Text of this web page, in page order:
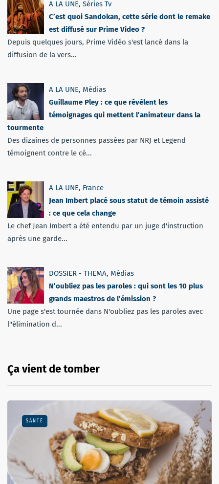
A LA UNE, Séries Tv
C’est quoi Sandokan, cette série dont le remake
est diffusé sur Prime Video ?
Depuis quelques jours, Prime Vidéo s'est lancé dans la
diffusion de la vers...
A LA UNE, Médias
Guillaume Pley : ce que révèlent les
témoignages qui mettent l’animateur dans la
tourmente
Des dizaines de personnes passées par NRJ et Legend
témoignent contre le cé...
A LA UNE, France
Jean Imbert placé sous statut de témoin assisté
: ce que cela change
Le chef Jean Imbert a été entendu par un juge d'instruction
après une garde...
DOSSIER - THEMA, Médias
N’oubliez pas les paroles : qui sont les 10 plus
grands maestros de l’émission ?
Une page s'est tournée dans N'oubliez pas les paroles avec
l''élimination d...
Ça vient de tomber
SANTÉ